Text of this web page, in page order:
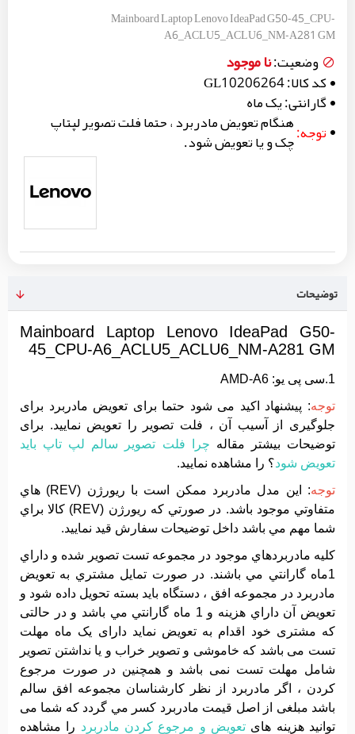
Mainboard Laptop Lenovo IdeaPad G50-45_CPU-
A6_ACLU5_ACLU6_NM-A281 GM
وضعیت:نا موجود
کد کالا:GL10206264
گارانتی:یک ماه
توجه:هنگام تعویض مادربرد ، حتما فلت تصویر لپتاپ
چک و یا تعویض شود.
توضیحات
Mainboard Laptop Lenovo IdeaPad G50-
45_CPU-A6_ACLU5_ACLU6_NM-A281 GM
1.سی پی یو: AMD-A6
توجه: پیشنهاد اکید می شود حتما برای تعویض مادربرد برای
جلوگیری از آسیب آن ، فلت تصویر را تعویض نمایید. برای
توضیحات بیشتر مقاله چرا فلت تصویر سالم لپ تاپ باید
تعویض شود؟ را مشاهده نمایید.
توجه
: اين مدل مادربرد ممکن است با ريورژن (REV) هاي
متفاوتي موجود باشد. در صورتي که ريورژن (REV) کالا براي
شما مهم مي باشد داخل توضيحات سفارش قيد نماييد.
کليه مادربردهاي موجود در مجموعه تست تصوير شده و داراي
1ماه گارانتي مي باشند. در صورت تمايل مشتري به تعويض
مادربرد در مجموعه افق ، دستگاه بايد بسته تحويل داده شود و
تعويض آن داراي هزينه و 1 ماه گارانتي مي باشد و در حالتی
که مشتری خود اقدام به تعویض نماید دارای یک ماه مهلت
تست می باشد که خاموشی و تصویر خراب و یا نداشتن تصویر
شامل مهلت تست نمی باشد و همچنین در صورت مرجوع
کردن ، اگر مادربرد از نظر کارشناسان مجموعه افق سالم
باشد مبلغی از اصل قیمت مادربرد کسر مي گردد که شما می
توانید هزینه های تعویض و مرجوع کردن مادربرد را مشاهده